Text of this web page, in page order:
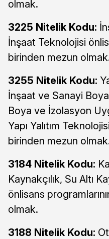
olmak.
3225 Nitelik Kodu:
İnşaat Teknolojisi
birinden mezun
3255 Nitelik Kodu:
İnşaat ve Sanayi
Boya ve İzolasyon
Yapı Yalıtım
birinden mezun
3184 Nitelik Kodu:
Kaynakçılık, Su Altı
önlisans
olmak.
3188 Nitelik Kodu: